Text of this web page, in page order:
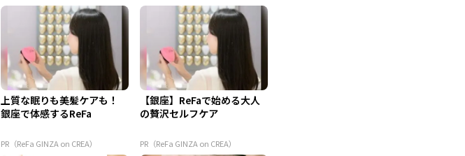
上質な眠りも美髪ケアも！
銀座で体感するReFa
PR（ReFa GINZA on CREA）
【銀座】ReFaで始める大人
の贅沢セルフケア
PR（ReFa GINZA on CREA）